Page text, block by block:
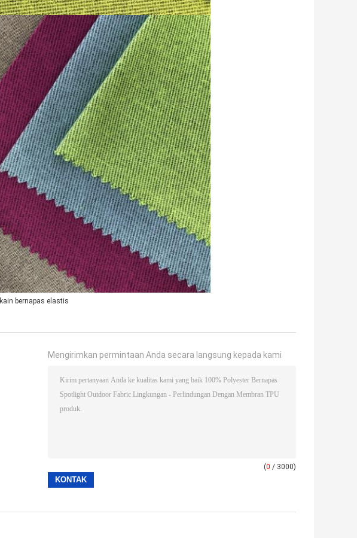
kain bernapas elastis
Mengirimkan permintaan Anda secara langsung kepada kami
(0 / 3000)